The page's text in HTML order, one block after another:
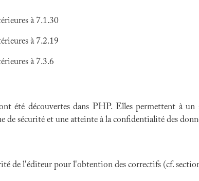
à 7.1.30
à 7.2.19
à 7.3.6
été découvertes dans PHP. Elles permettent à
sécurité et une atteinte à la confidentialité des
de l'éditeur pour l'obtention des correctifs (cf.